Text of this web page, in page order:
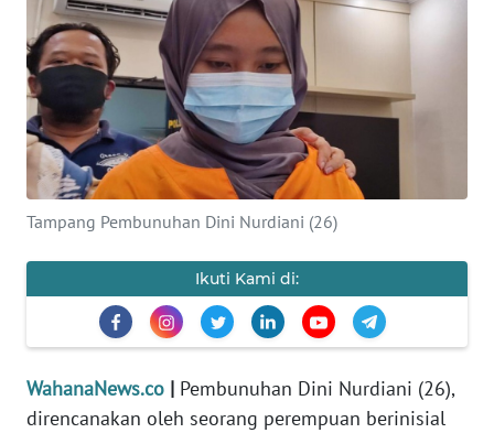
Tampang Pembunuhan Dini Nurdiani (26)
Ikuti Kami di:
WahanaNews.co | Pembunuhan Dini Nurdiani (26),
direncanakan oleh seorang perempuan berinisial
KESEHATAN
INTERNASIONAL
SERBA-SERBI
PENDIDIKAN
OPINI
EDITORIAL